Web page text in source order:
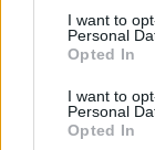
consent section.
I want to
Personal
Opted In
I want to
Personal
Opted In
Egyesült
leszögezte:
hogy
nagykövet